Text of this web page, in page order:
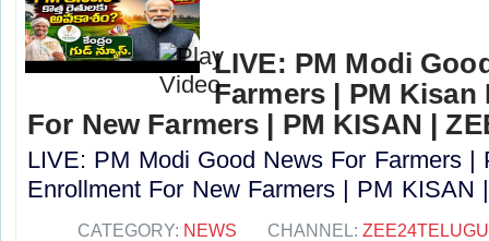
LIVE: PM Modi
Farmers | PM
For New Farmers | PM KISAN |
LIVE: PM Modi Good News For Farmers |
Enrollment For New Farmers | PM KISAN
CATEGORY: NEWS CHANNEL: